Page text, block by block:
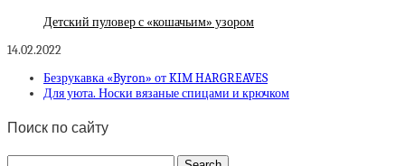
Детский пуловер с «кошачьим» узором
14.02.2022
Безрукавка «Byron» от KIM HARGREAVES
Для уюта. Носки вязаные спицами и крючком
Поиск по сайту